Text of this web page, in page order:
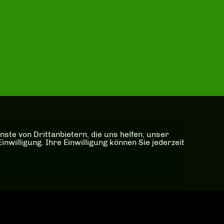
von Drittanbietern, die uns helfen, unser
Ihre Einwilligung können Sie jederzeit